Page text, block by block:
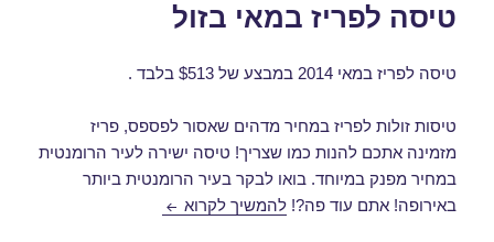
טיסה לפריז במאי בזול
טיסה לפריז במאי 2014 במבצע של $513 בלבד .
טיסות זולות לפריז במחיר מדהים שאסור לפספס, פריז
מזמינה אתכם להנות כמו שצריך! טיסה ישירה לעיר הרומנטית
במחיר מפנק במיוחד. בואו לבקר בעיר הרומנטית ביותר
באירופה! אתם עוד פה?!להמשיך לקרוא טיסה לפריז במאי בזול